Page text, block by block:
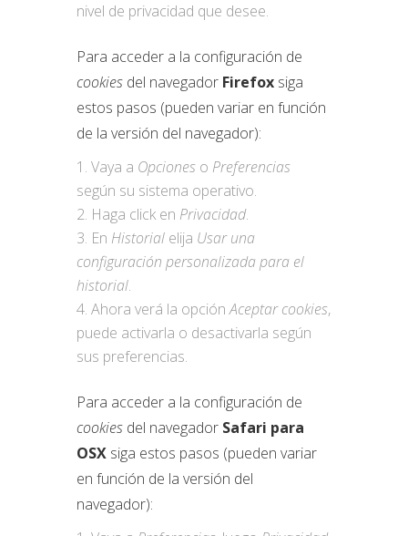
nivel de privacidad que desee.
Para acceder a la configuración de
cookies del navegador Firefox siga
estos pasos (pueden variar en función
de la versión del navegador):
Vaya a Opciones o Preferencias
según su sistema operativo.
Haga click en Privacidad.
En Historial elija Usar una
configuración personalizada para el
historial.
Ahora verá la opciónAceptar cookies,
puede activarla o desactivarla según
sus preferencias.
Para acceder a la configuración de
cookies del navegador Safari para
OSX siga estos pasos (pueden variar
en función de la versión del
navegador):